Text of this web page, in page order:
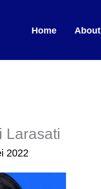
Home About
Larasati
2022